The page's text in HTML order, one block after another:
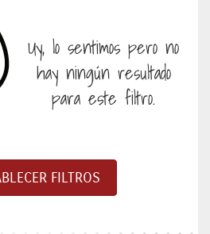
Uy, lo sentimos pero no
hay ningún resultado
para este filtro.